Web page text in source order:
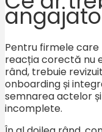
Pentru firmele
reacția corectă nu
rând, trebuie
onboarding și
semnarea actelor
incomplete.